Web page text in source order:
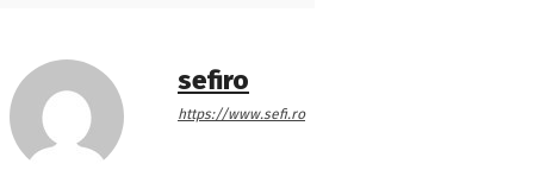
sefiro
https://www.sefi.ro